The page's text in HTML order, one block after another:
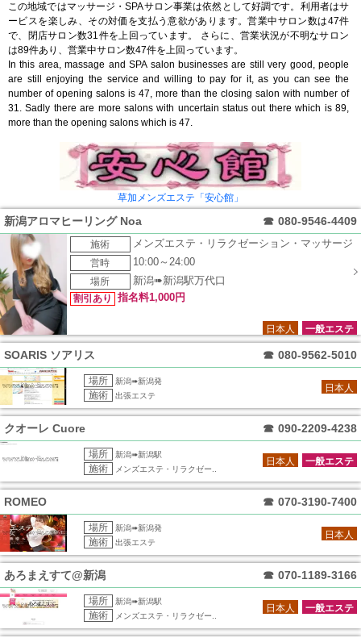
この地域ではマッサージ・SPAサロン事業は依然として好調です。利用者はサ
ービスを楽しみ、その対価を支払う意欲があります。営業中サロン数は47件
で、閉店サロン数31件を上回っています。 さらに、営業状況が不明なサロン
は89件あり、営業中サロン数47件を上回っています。
In this area, massage and SPA salon businesses are still very good, people
are still enjoying the service and willing to pay for it, as you can see the
number of opening salons is 47, more than the closing salon with number of
31. Sadly there are more salons with uncertain status out there which is 89,
more than the opening salons which is 47.
草加メンズエステ「安心館」
新潟アロマヒーリング Noa ☎ 080-9546-4409
施術
メンズエステ・リラクゼーション・マッサージ
営時
10:00～24:00
場所
新潟➠新潟駅万代口
割引あり
指名料1,000円
一般エステ
日本人
SOARIS ソアリス ☎ 080-9562-5010
場所 新潟➠新潟発
施術 出張エステ
日本人
クオーレ Cuore ☎ 090-2209-4238
場所 新潟➠新潟駅
施術 メンズエステ・リラクゼー..
一般エステ
日本人
ROMEO ☎ 070-3190-7400
場所 新潟➠新潟発
施術 出張エステ
日本人
あろまえすて@新潟 ☎ 070-1189-3166
場所 新潟➠新潟駅
施術 メンズエステ・リラクゼー..
一般エステ
日本人